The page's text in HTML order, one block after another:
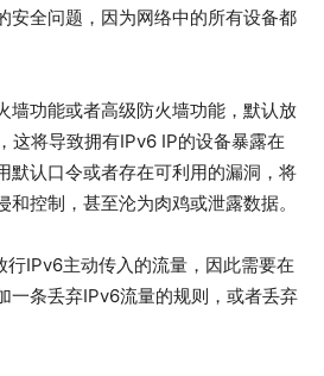
安全问题，因为网络中的所有设备都
墙功能或者高级防火墙功能，默认放
这将导致拥有IPv6 IP的设备暴露在
默认口令或者存在可利用的漏洞，将
控制，甚至沦为肉鸡或泄露数据。
IPv6主动传入的流量，因此需要在
一条丢弃IPv6流量的规则，或者丢弃